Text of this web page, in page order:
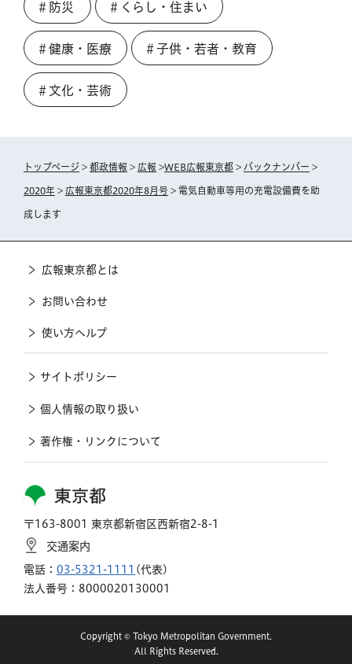
＃防災 ＃くらし・住まい
＃健康・医療 ＃子供・若者・教育
＃文化・芸術
トップページ > 都政情報 > 広報 >WEB広報東京都 > バックナンバー >
2020年 > 広報東京都2020年8月号 > 電気自動車等用の充電設備費を助
成します
東京都
〒163-8001 東京都新宿区西新宿2-8-1
交通案内
電話： 03-5321-1111 (代表)
法人番号：8000020130001
広報東京都とは
お問い合わせ
使い方ヘルプ
サイトポリシー
個人情報の取り扱い
著作権・リンクについて
Copyright © Tokyo Metropolitan Government.
All Rights Reserved.